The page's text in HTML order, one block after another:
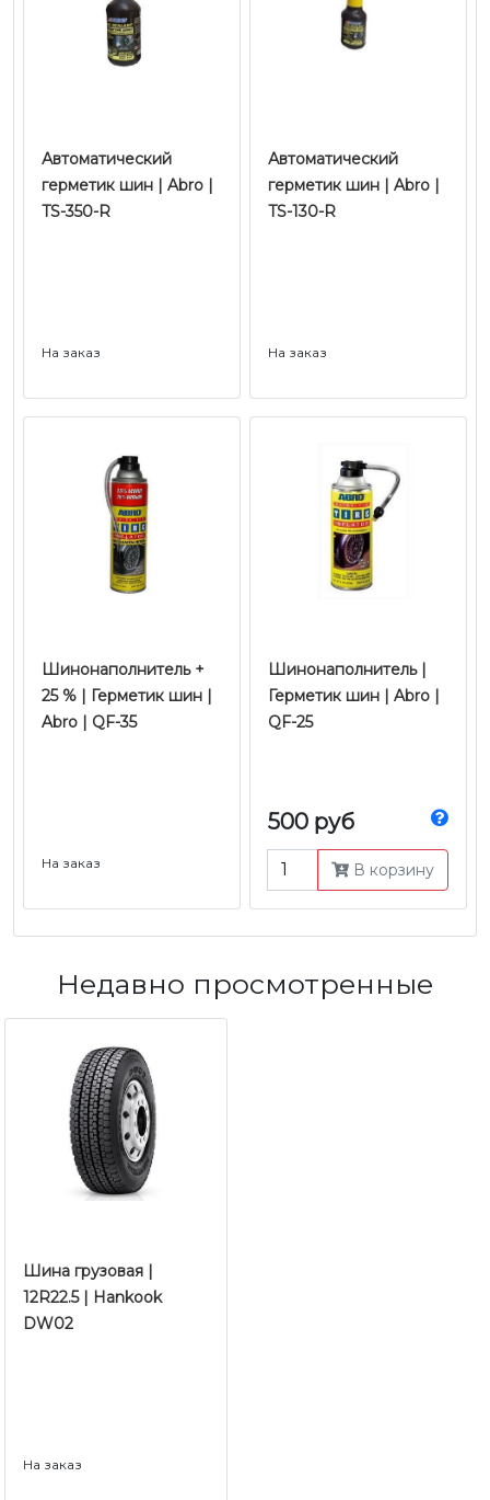
Автоматический
герметик шин | Abro |
TS-350-R
На заказ
Автоматический
герметик шин | Abro |
TS-130-R
На заказ
Шинонаполнитель +
25 % | Герметик шин |
Abro | QF-35
На заказ
Шинонаполнитель |
Герметик шин | Abro |
QF-25
500 руб
В корзину
Недавно просмотренные
Шина грузовая |
12R22.5 | Hankook
DW02
На заказ